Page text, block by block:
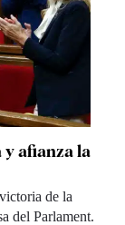
y afianza la
de la
del Parlament.